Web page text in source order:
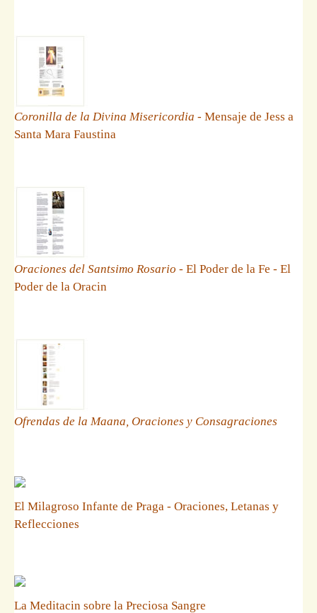
Coronilla de la Divina Misericordia - Mensaje de Jess a
Santa Mara Faustina
Oraciones del Santsimo Rosario - El Poder de la Fe - El
Poder de la Oracin
Ofrendas de la Maana, Oraciones y Consagraciones
El Milagroso Infante de Praga - Oraciones, Letanas y
Reflecciones
La Meditacin sobre la Preciosa Sangre